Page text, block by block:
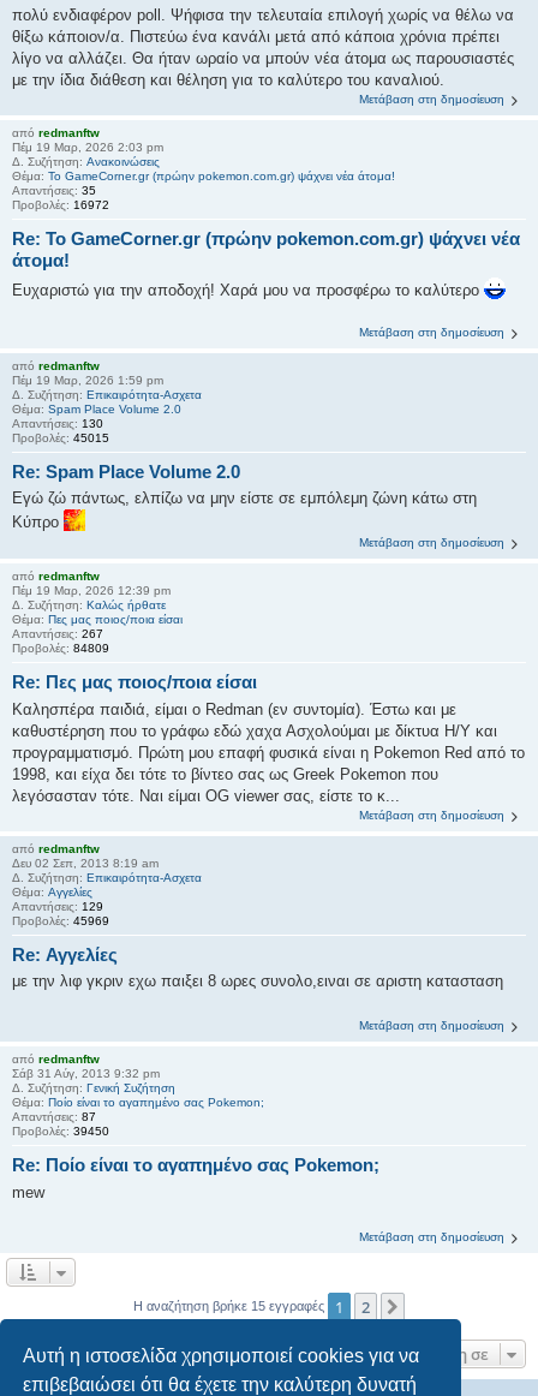
Αυτή η ιστοσελίδα χρησιμοποιεί cookies για να
επιβεβαιώσει ότι θα έχετε την καλύτερη δυνατή
πολύ ενδιαφέρον poll. Ψήφισα την τελευταία επιλογή χωρίς να θέλω να
θίξω κάποιον/α. Πιστεύω ένα κανάλι μετά από κάποια χρόνια πρέπει
λίγο να αλλάζει. Θα ήταν ωραίο να μπούν νέα άτομα ως παρουσιαστές
με την ίδια διάθεση και θέληση για το καλύτερο του καναλιού.
Μετάβαση στη δημοσίευση
από redmanftw
Πέμ 19 Μαρ, 2026 2:03 pm
Δ. Συζήτηση: Ανακοινώσεις
Θέμα: Το GameCorner.gr (πρώην pokemon.com.gr) ψάχνει νέα άτομα!
Απαντήσεις: 35
Προβολές: 16972
Re: Το GameCorner.gr (πρώην pokemon.com.gr) ψάχνει νέα
άτομα!
Ευχαριστώ για την αποδοχή! Χαρά μου να προσφέρω το καλύτερο
Μετάβαση στη δημοσίευση
από redmanftw
Πέμ 19 Μαρ, 2026 1:59 pm
Δ. Συζήτηση: Επικαιρότητα-Ασχετα
Θέμα: Spam Place Volume 2.0
Απαντήσεις: 130
Προβολές: 45015
Re: Spam Place Volume 2.0
Εγώ ζώ πάντως, ελπίζω να μην είστε σε εμπόλεμη ζώνη κάτω στη
Κύπρο
Μετάβαση στη δημοσίευση
από redmanftw
Πέμ 19 Μαρ, 2026 12:39 pm
Δ. Συζήτηση: Kαλώς ήρθατε
Θέμα: Πες μας ποιος/ποια είσαι
Απαντήσεις: 267
Προβολές: 84809
Re: Πες μας ποιος/ποια είσαι
Καλησπέρα παιδιά, είμαι ο Redman (εν συντομία). Έστω και με
καθυστέρηση που το γράφω εδώ χαχα Ασχολούμαι με δίκτυα Η/Υ και
προγραμματισμό. Πρώτη μου επαφή φυσικά είναι η Pokemon Red από το
1998, και είχα δει τότε το βίντεο σας ως Greek Pokemon που
λεγόσασταν τότε. Ναι είμαι OG viewer σας, είστε το κ...
Μετάβαση στη δημοσίευση
από redmanftw
Δευ 02 Σεπ, 2013 8:19 am
Δ. Συζήτηση: Επικαιρότητα-Ασχετα
Θέμα: Αγγελίες
Απαντήσεις: 129
Προβολές: 45969
Re: Αγγελίες
με την λιφ γκριν εχω παιξει 8 ωρες συνολο,ειναι σε αριστη κατασταση
Μετάβαση στη δημοσίευση
από redmanftw
Σάβ 31 Αύγ, 2013 9:32 pm
Δ. Συζήτηση: Γενική Συζήτηση
Θέμα: Ποίο είναι το αγαπημένο σας Pokemon;
Απαντήσεις: 87
Προβολές: 39450
Re: Ποίο είναι το αγαπημένο σας Pokemon;
mew
Μετάβαση στη δημοσίευση
Η αναζήτηση βρήκε 15 εγγραφές 1 2
Μετάβαση σε